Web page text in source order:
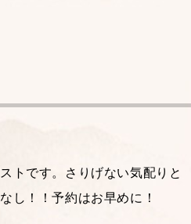
トです。さりげない気配りと
し！！予約はお早めに！